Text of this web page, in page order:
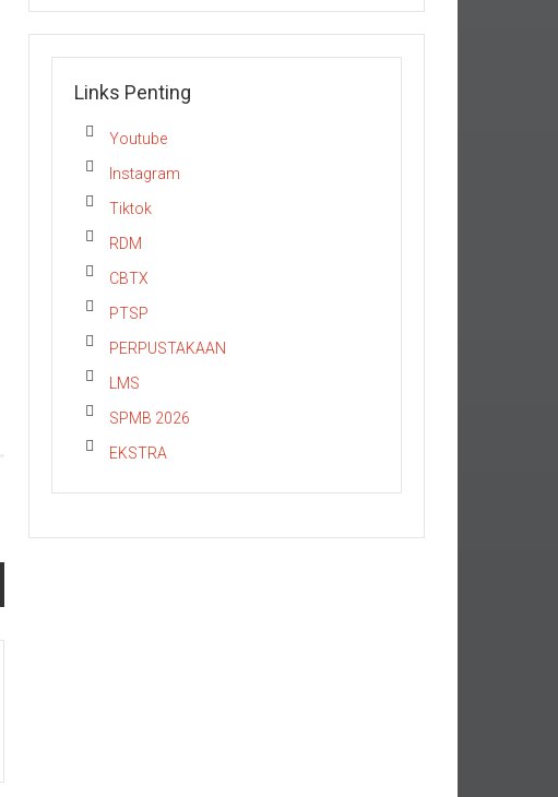
Links Penting
Youtube
Instagram
Tiktok
RDM
CBTX
PTSP
PERPUSTAKAAN
LMS
SPMB 2026
EKSTRA